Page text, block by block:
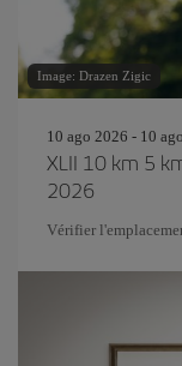
Image: Drazen Zigic
10 ago 2026 - 10
XLII 10 km 5
2026
Vérifier